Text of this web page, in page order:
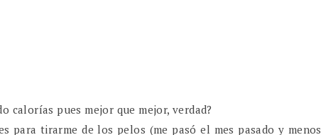
calorías pues mejor que mejor, verdad?
para tirarme de los pelos (me pasó el mes pasado y menos